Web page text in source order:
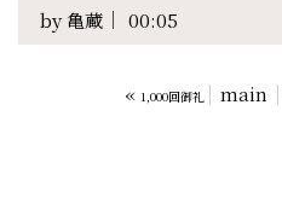
by亀蔵 00:05
« 1,000回御礼 main